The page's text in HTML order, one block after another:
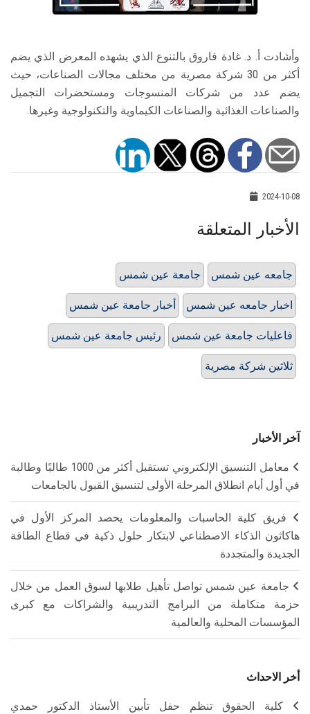
وأشادت أ. د. غادة فاروق بالتنوع الذي يشهده المعرض الذي يضم
أكثر من 30 شركة مصرية من مختلف مجالات الصناعات، حيث
يضم عدد من شركات المنسوجات ومستحضرات التجميل
والصناعات الغذائية والصناعات الكيماوية والتكنولوجية وغيرها.
2024-10-08
الأخبار المتعلقة
جامعة عين شمس جامعه عين شمس
أخبار جامعة عين شمس اخبار جامعه عين شمس
رئيس جامعة عين شمس فاعليات جامعة عين شمس
ثلاثين شركة مصرية
آخر الأخبار
معامل التنسيق الإلكتروني تستقبل أكثر من 1000 طالبًا وطالبة
في أول أيام انطلاق المرحلة الأولى لتنسيق القبول بالجامعات
فريق كلية الحاسبات والمعلومات يحصد المركز الأول في
هاكاثون الذكاء الاصطناعي لابتكار حلول ذكية في قطاع الطاقة
الجديدة والمتجددة
جامعة عين شمس تواصل تأهيل طلابها لسوق العمل من خلال
حزمة متكاملة من البرامج التدريبية والشراكات مع كبرى
المؤسسات المحلية والعالمية
أخر الاحداث
كلية الحقوق تنظم حفل تأبين الأستاذ الدكتور حمدي